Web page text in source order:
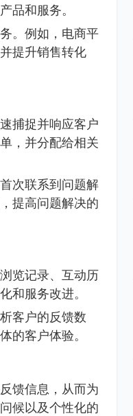
品和服务。
。例如，电商平
提升销售转化
捕捉并响应客户
，并分配给相关
次联系到问题解
提高问题解决的
览记录、互动历
和服务改进。
客户的反馈数
的客户体验。
馈信息，从而为
候以及个性化的